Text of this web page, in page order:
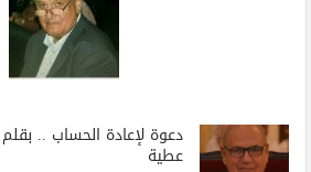
دعوة لإعادة الحساب ..
عطية